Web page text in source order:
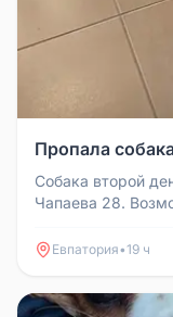
Пропала
Собака второй
Чапаева 28.
Евпатория•19 ч